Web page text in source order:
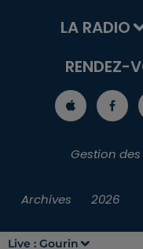
Live : Gourin
LA RADIO
RENDEZ-
Gestion
Archives 2026